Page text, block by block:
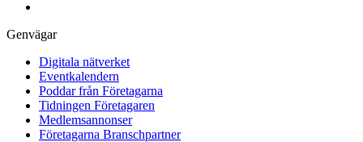
Genvägar
Digitala nätverket
Eventkalendern
Poddar från Företagarna
Tidningen Företagaren
Medlemsannonser
Företagarna Branschpartner